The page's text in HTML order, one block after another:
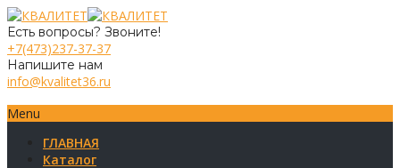
Есть вопросы? Звоните!
+7(473)237-37-37
Напишите нам
info@kvalitet36.ru
Menu
ГЛАВНАЯ
Каталог